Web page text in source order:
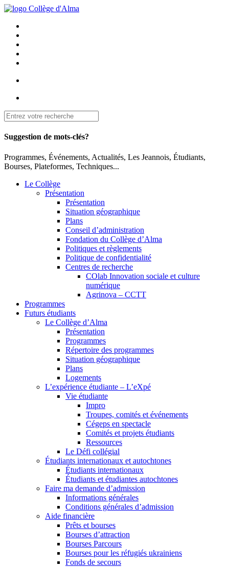
Suggestion de mots-clés?
Programmes, Événements, Actualités, Les Jeannois, Étudiants,
Bourses, Plateformes, Techniques...
Le Collège
Présentation
Présentation
Situation géographique
Plans
Conseil d’administration
Fondation du Collège d’Alma
Politiques et règlements
Politique de confidentialité
Centres de recherche
COlab Innovation sociale et culture
numérique
Agrinova – CCTT
Programmes
Futurs étudiants
Le Collège d’Alma
Présentation
Programmes
Répertoire des programmes
Situation géographique
Plans
Logements
L’expérience étudiante – L’eXpé
Vie étudiante
Impro
Troupes, comités et événements
Cégeps en spectacle
Comités et projets étudiants
Ressources
Le Défi collégial
Étudiants internationaux et autochtones
Étudiants internationaux
Étudiants et étudiantes autochtones
Faire ma demande d’admission
Informations générales
Conditions générales d’admission
Aide financière
Prêts et bourses
Bourses d’attraction
Bourses Parcours
Bourses pour les réfugiés ukrainiens
Fonds de secours